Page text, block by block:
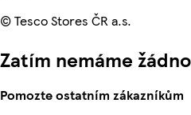
© Tesco Stores ČR a.s.
Zatím nemáme
Pomozte ostatním zákazníkům